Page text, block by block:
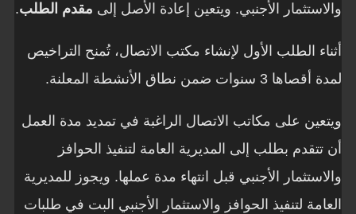
والاستثمار الأجنبي. ويتعين إعادة الأصل إلى مقدم الطلب.
أثناء الطلب الأول لإنشاء مكتب الاتصال، تُمنح التراخيص
لمدة أقصاها 3 سنوات ضمن نطاق الأنشطة المعلنة.
ويتعين على مكاتب الاتصال الراغبة في تمديد مدة العمل
أن تتقدم بطلب إلى المديرية العامة لتنفيذ الحوافز
والاستثمار الأجنبي قبل انتهاء مدة عملها. ويجوز للمديرية
العامة لتنفيذ الحوافز والاستثمار الأجنبي البت في طلبات